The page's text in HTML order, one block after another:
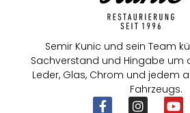
Semir Kunic und sein Team
Sachverstand und Hingabe um
Leder, Glas, Chrom und jedem
Fahrzeugs.